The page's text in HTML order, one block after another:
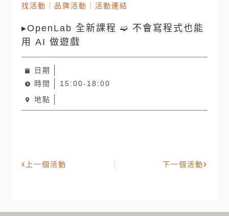
找活動 品牌活動 ｜活動連結
▸OpenLab 全新課程 ➫ 不會寫程式也能
用 AI 做遊戲
日期
時間
15:00-18:00
地點
上一個活動 下一個活動